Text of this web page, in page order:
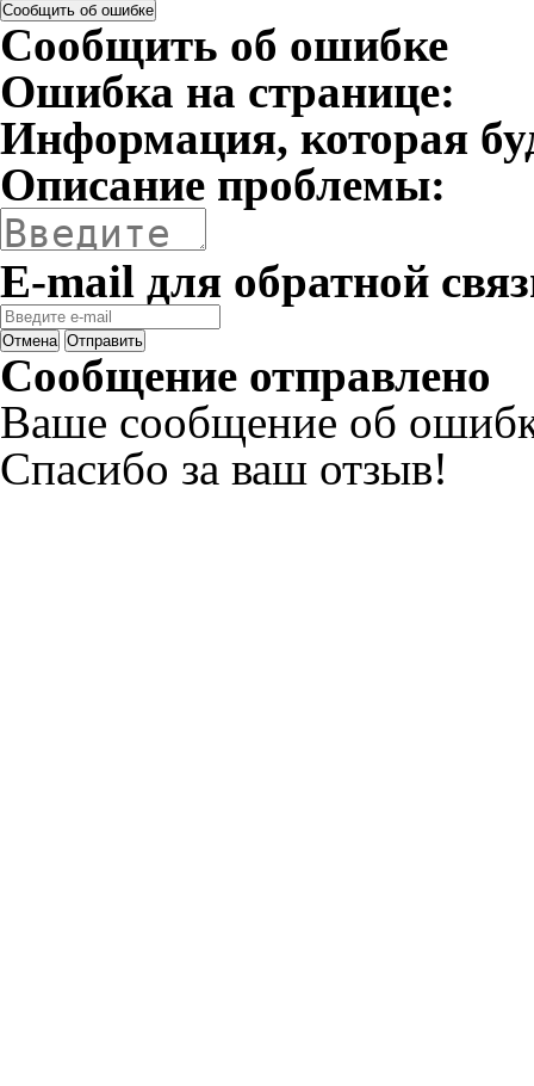
Сообщить об ошибке
Сообщить об ошибке
Ошибка на странице:
Информация, которая
Описание проблемы:
E-mail для обратной
Отмена Отправить
Сообщение отправлено
Ваше сообщение об
Спасибо за ваш отзыв!